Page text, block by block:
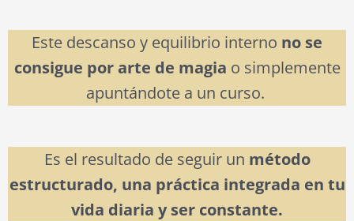
Este descanso y equilibrio interno no se
consigue por arte de magia o simplemente
apuntándote a un curso.
Es el resultado de seguir un método
estructurado, una práctica integrada en tu
vida diaria y ser constante.